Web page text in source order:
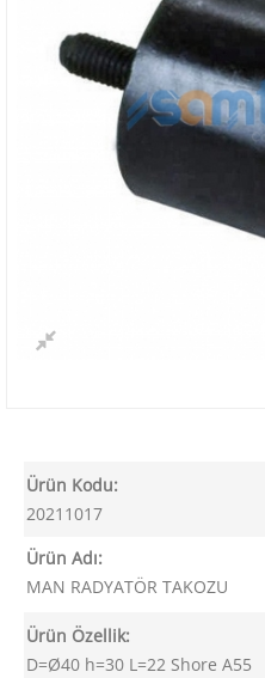
Ürün Kodu:
20211017
Ürün Adı:
MAN RADYATÖR TAKOZU
Ürün Özellik:
D=Ø40 h=30 L=22 Shore A55